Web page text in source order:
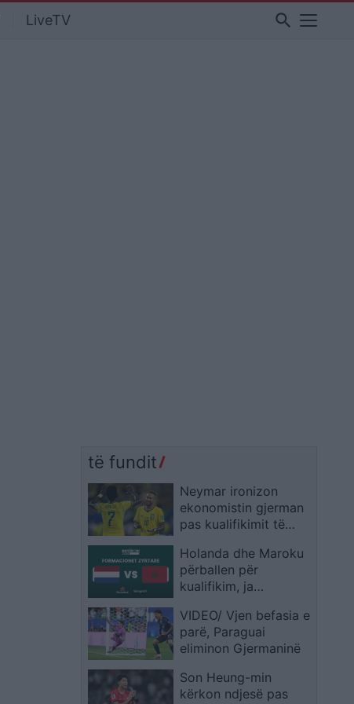
LiveTV search
të fundit
Neymar ironizon
ekonomistin gjerman
pas kualifikimit të
në Botërorin e
ardhshëm
Holanda dhe Maroku
përballen për
kualifikim, ja
VIDEO/ Vjen befasia e
parë, Paraguai
eliminon Gjermaninë
Son Heung-min
kërkon ndjesë pas